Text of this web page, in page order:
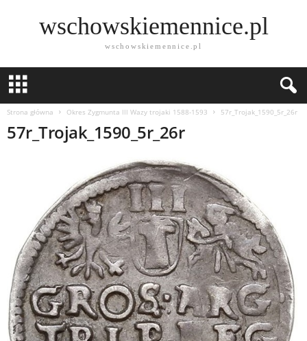
wschowskiemennice.pl
wschowskiemennice.pl
Strona główna Okres Zygmunta lll Wazy trojaki 1588-1593 57r_Trojak_1590_5r_26r
57r_Trojak_1590_5r_26r